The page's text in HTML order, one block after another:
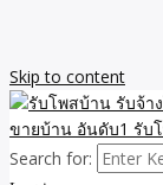
Skip to content
รับจ้างโพสขายบ้าน
Search for: